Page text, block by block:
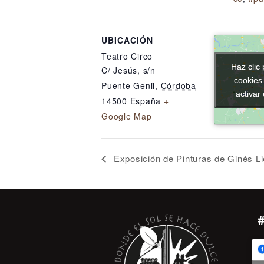
UBICACIÓN
Teatro Circo
C/ Jesús, s/n
Puente Genil, Córdoba
14500 España +
Google Map
Haz clic
activar
Haz clic
activar
Exposición de Pinturas de Ginés